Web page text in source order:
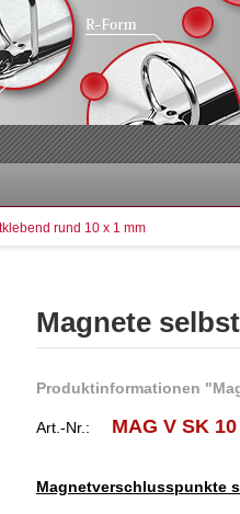
rund 10 x 1 mm
Magnete
Produktinformationen
Art.-Nr.: MAG V SK
Magnetverschlusspunkte